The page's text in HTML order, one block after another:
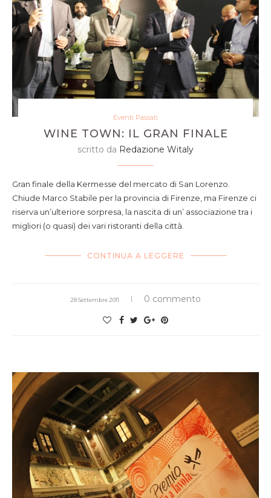
Eventi Passati
WINE TOWN: IL GRAN FINALE
scritto da Redazione Witaly
Gran finale della Kermesse del mercato di San Lorenzo.
Chiude Marco Stabile per la provincia di Firenze, ma Firenze ci
riserva un’ulteriore sorpresa, la nascita di un’ associazione tra i
migliori (o quasi) dei vari ristoranti della città.
CONTINUA A LEGGERE
28 Settembre 2011 0 commento